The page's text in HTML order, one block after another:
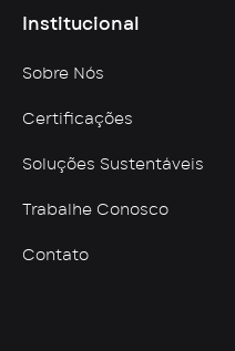
Institucional
Sobre Nós
Certificações
Soluções Sustentáveis
Trabalhe Conosco
Contato